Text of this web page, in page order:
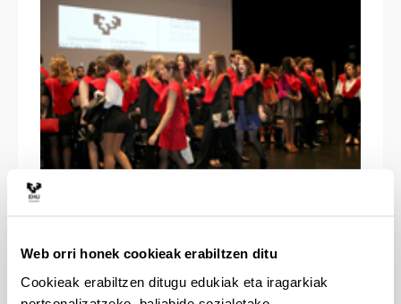
Web orri honek cookieak erabiltzen ditu
Cookieak erabiltzen ditugu edukiak eta iragarkiak
(Donostia, 2017)